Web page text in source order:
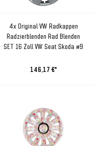
4x Original VW Radkappen
Radzierblenden Rad Blenden
SET 16 Zoll VW Seat Skoda #9
146,17 €*